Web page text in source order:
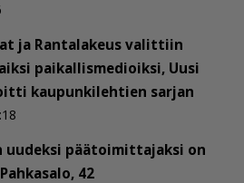
ja Rantalakeus valittiin
paikallismedioiksi, Uusi
kaupunkilehtien sarjan
uudeksi päätoimittajaksi on
42